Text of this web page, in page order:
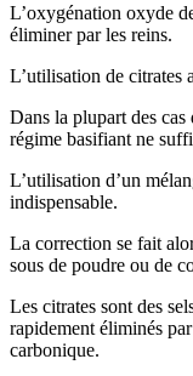
L’oxygénation oxyde
éliminer par les reins.
L’utilisation de citrates
Dans la plupart des cas
régime basifiant ne
L’utilisation d’un
indispensable.
La correction se fait
sous de poudre ou de
Les citrates sont des
rapidement éliminés
carbonique.